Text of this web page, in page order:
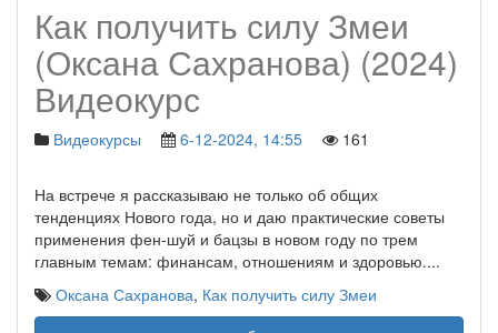
Как получить силу Змеи
(Оксана Сахранова) (2024)
Видеокурс
Видеокурсы 6-12-2024, 14:55 161
На встрече я рассказываю не только об общих
тенденциях Нового года, но и даю практические советы
применения фен-шуй и бацзы в новом году по трем
главным темам: финансам, отношениям и здоровью....
Оксана Сахранова, Как получить силу Змеи